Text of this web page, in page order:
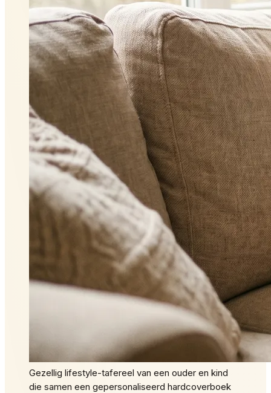
Gezellig lifestyle-tafereel van een ouder en kind
die samen een gepersonaliseerd hardcoverboek